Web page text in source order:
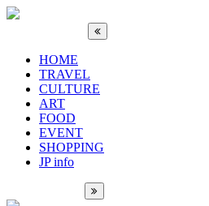
HOME
TRAVEL
CULTURE
ART
FOOD
EVENT
SHOPPING
JP info